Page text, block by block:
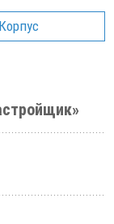
Корпус